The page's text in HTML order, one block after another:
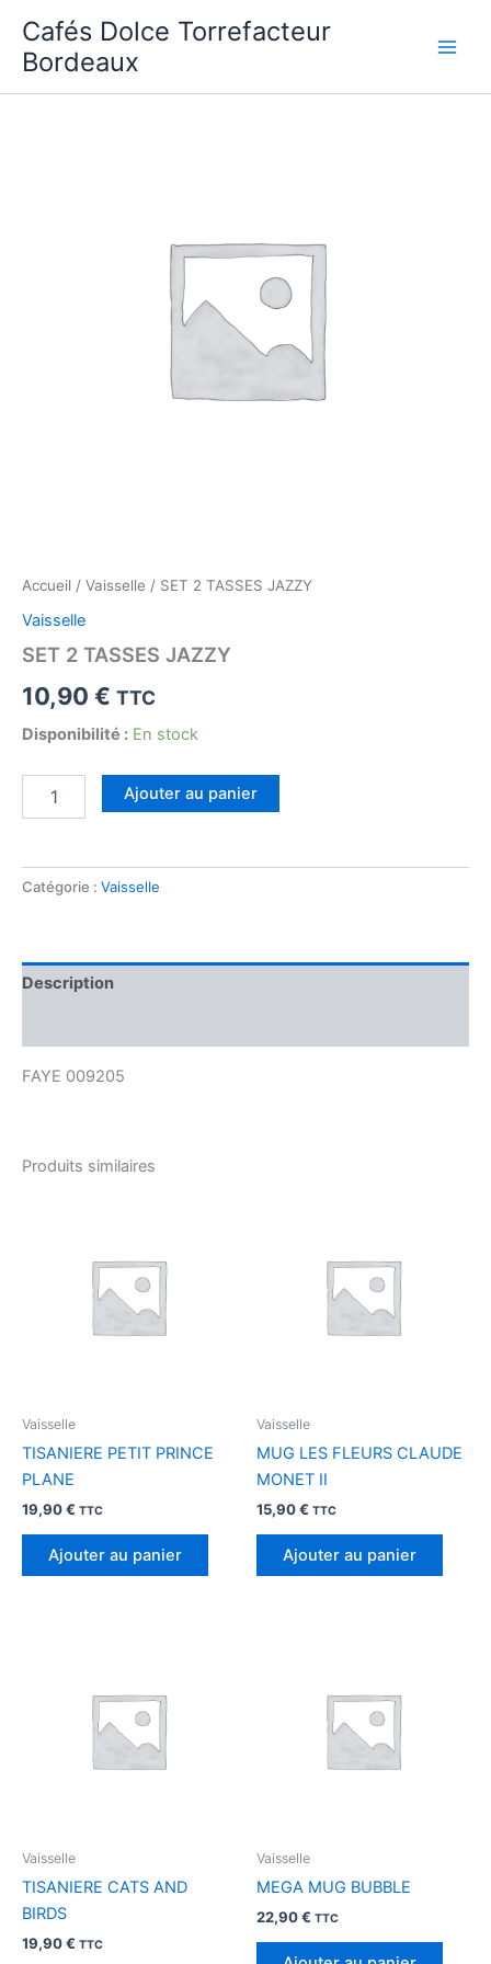
contenu
Cafés Dolce Torrefacteur
Bordeaux
Accueil / Vaisselle / SET 2 TASSES JAZZY
Vaisselle
SET 2 TASSES JAZZY
10,90 € TTC
Disponibilité : En stock
TASSES
JAZZY
Ajouter au panier
Catégorie : Vaisselle
Description
FAYE 009205
Produits similaires
Vaisselle
TISANIERE PETIT PRINCE
PLANE
19,90€ TTC
Ajouter au panier
Vaisselle
MUG LES FLEURS CLAUDE
MONET II
15,90€ TTC
Ajouter au panier
Vaisselle
TISANIERE CATS AND
BIRDS
19,90€ TTC
Vaisselle
MEGA MUG BUBBLE
22,90€ TTC